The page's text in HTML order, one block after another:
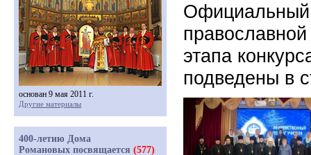
Официальный
этапа
подведены в
основан 9 мая 2011 г.
Другие материалы
400-летию Дома
Романовых посвящается (577)